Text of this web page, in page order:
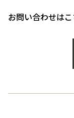
お問い合わせは